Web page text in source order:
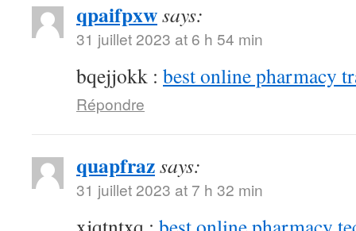
qpaifpxwsays:
31 juillet 2023 at 6 h 54 min
bqejjokk : best online pharmacy
Répondre
quapfrazsays:
31 juillet 2023 at 7 h 32 min